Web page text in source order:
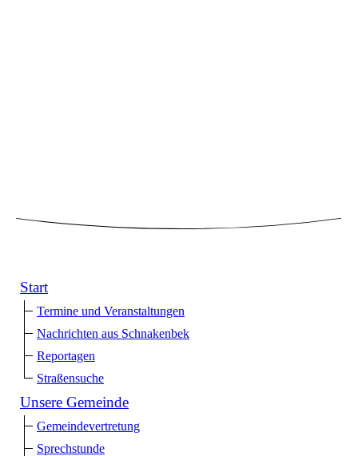
Start
Termine und Veranstaltungen
Nachrichten aus Schnakenbek
Reportagen
Straßensuche
Unsere Gemeinde
Gemeindevertretung
Sprechstunde